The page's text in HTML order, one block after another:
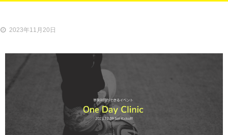
クラス紹介
2023年11月20日